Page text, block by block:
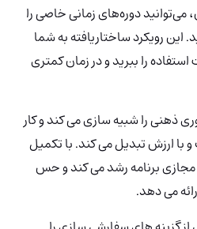
می‌توانید دوره‌های زمانی خاصی را
این رویکرد ساختاریافته به شما
را ببرید و در زمان کمتری
ذهنی را شبیه سازی می کند و کار
با ارزش تبدیل می کند. با تکمیل
برنامه رشد می کند و حس
می دهد.